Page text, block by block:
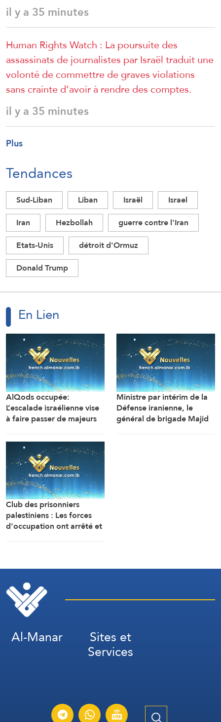
il y a 35 minutes
Human Rights Watch : La poursuite des
assassinats de journalistes par Israël traduit une
volonté de commettre de graves violations
sans crainte d’avoir à rendre des comptes.
il y a 35 minutes
Plus
Tendances
Sud-Liban Liban Israël
Israel
Iran
Hezbollah
guerre contre l'Iran
Etats-Unis
détroit d'Ormuz
Donald Trump
En Lien
AlQods occupée:
L’escalade israélienne vise
à faire passer de majeurs
afin de couper AlQods de
son prolongement
palestinien au nord
(Gouvernorat d’AlQods)
Ministre par intérim de la
Défense iranienne, le
général de brigade Majid
Club des prisonniers
palestiniens : Les forces
d’occupation ont arrêté et
d’AlQods occupée
Al-Manar Sites et
Services